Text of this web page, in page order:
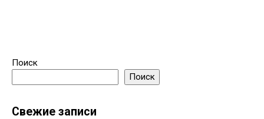
Поиск
Поиск
Свежие записи